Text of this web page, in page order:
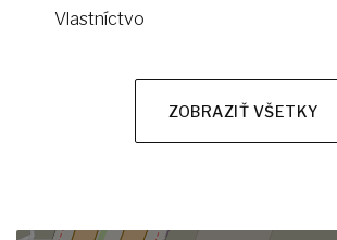
Vlastníctvo
ZOBRAZIŤ VŠETKY